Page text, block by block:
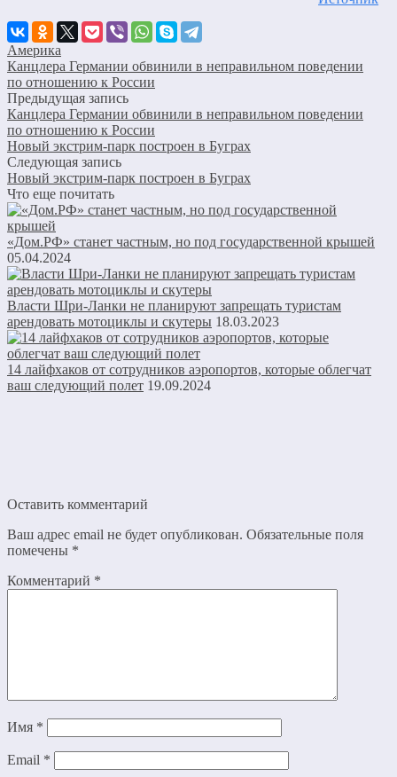
Америка
Канцлера Германии обвинили в неправильном поведении
по отношению к России
Предыдущая запись
Канцлера Германии обвинили в неправильном поведении
по отношению к России
Новый экстрим-парк построен в Буграх
Следующая запись
Новый экстрим-парк построен в Буграх
Что еще почитать
«Дом.РФ» станет частным, но под государственной крышей
05.04.2024
Власти Шри-Ланки не планируют запрещать туристам
арендовать мотоциклы и скутеры 18.03.2023
14 лайфхаков от сотрудников аэропортов, которые облегчат
ваш следующий полет 19.09.2024
Оставить комментарий
Ваш адрес email не будет опубликован. Обязательные поля
помечены *
Комментарий *
Имя *
Email *